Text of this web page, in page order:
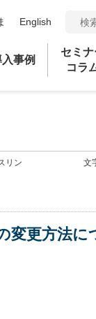
English
事例
セミナ
コラ
文
リン
変更方法に